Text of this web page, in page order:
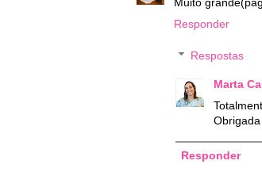
Muito
Responder
Respostas
Marta
Responder